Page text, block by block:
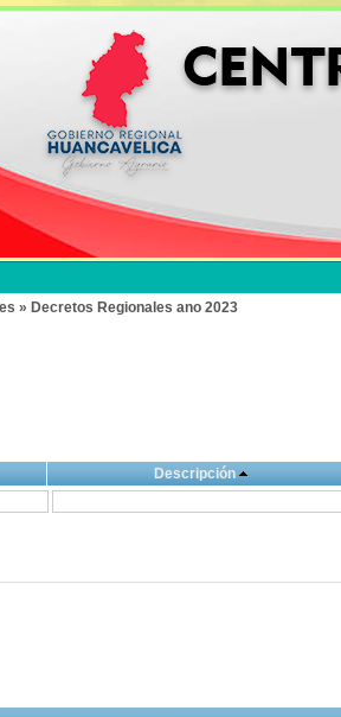
» Decretos Regionales ano 2023
Descripción